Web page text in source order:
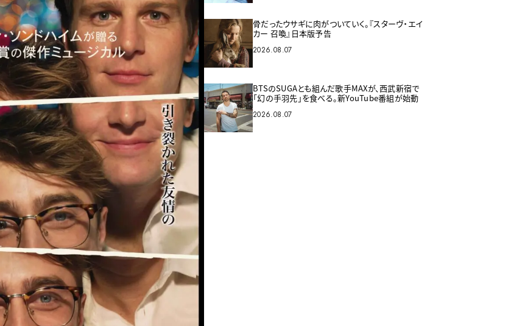
骨だったウサギに肉がついていく。『スターヴ・エイ
カー 召喚』日本版予告
2026.08.07
BTSのSUGAとも組んだ歌手MAXが、西武新宿で
「幻の手羽先」を食べる。新YouTube番組が始動
2026.08.07